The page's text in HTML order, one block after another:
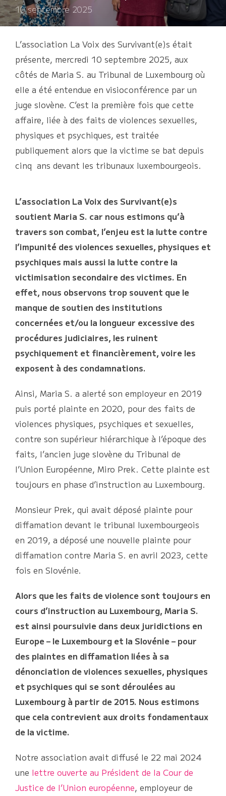
le
10 septembre 2025
L’association La Voix des Survivant(e)s était
présente, mercredi 10 septembre 2025, aux
côtés de Maria S. au Tribunal de Luxembourg où
elle a été entendue en visioconférence par un
juge slovène. C’est la première fois que cette
affaire, liée à des faits de violences sexuelles,
physiques et psychiques, est traitée
publiquement alors que la victime se bat depuis
cinq ans devant les tribunaux luxembourgeois.
L’association La Voix des Survivant(e)s
soutient Maria S. car nous estimons qu’à
travers son combat, l’enjeu est la lutte contre
l’impunité des violences sexuelles, physiques et
psychiques mais aussi la lutte contre la
victimisation secondaire des victimes. En
effet, nous observons trop souvent que le
manque de soutien des institutions
concernées et/ou la longueur excessive des
procédures judiciaires, les ruinent
psychiquement et financièrement, voire les
exposent à des condamnations.
Ainsi, Maria S. a alerté son employeur en 2019
puis porté plainte en 2020, pour des faits de
violences physiques, psychiques et sexuelles,
contre son supérieur hiérarchique à l’époque des
faits, l’ancien juge slovène du Tribunal de
l’Union Européenne, Miro Prek. Cette plainte est
toujours en phase d’instruction au Luxembourg.
Monsieur Prek, qui avait déposé plainte pour
diffamation devant le tribunal luxembourgeois
en 2019, a déposé une nouvelle plainte pour
diffamation contre Maria S. en avril 2023, cette
fois en Slovénie.
Alors que les faits de violence sont toujours en
cours d’instruction au Luxembourg, Maria S.
est ainsi poursuivie dans deux juridictions en
Europe – le Luxembourg et la Slovénie – pour
des plaintes en diffamation liées à sa
dénonciation de violences sexuelles, physiques
et psychiques qui se sont déroulées au
Luxembourg à partir de 2015. Nous estimons
que cela contrevient aux droits fondamentaux
de la victime.
Notre association avait diffusé le 22 mai 2024
une lettre ouverte au Président de la Cour de
Justice de l’Union européenne, employeur de